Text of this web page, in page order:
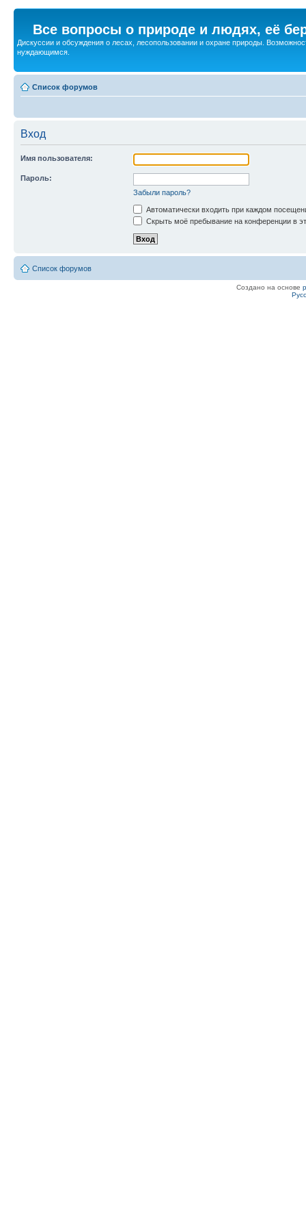
Все вопросы о природе и людях, её
Дискуссии и обсуждения о лесах, лесопользовании и охране природы.
нуждающимся.
Список форумов
Вход
Имя пользователя:
Пароль:
Забыли пароль?
Автоматически входить при каждом
Скрыть моё пребывание на конференции в
Список форумов
Создано на основе